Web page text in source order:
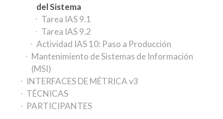
del Sistema
Tarea IAS 9.1
Tarea IAS 9.2
Actividad IAS 10: Paso a Producción
Mantenimiento de Sistemas de Información
(MSI)
INTERFACES DE MÉTRICA v3
TÉCNICAS
PARTICIPANTES